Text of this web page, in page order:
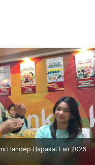
Handep Hapakat Fair 2026